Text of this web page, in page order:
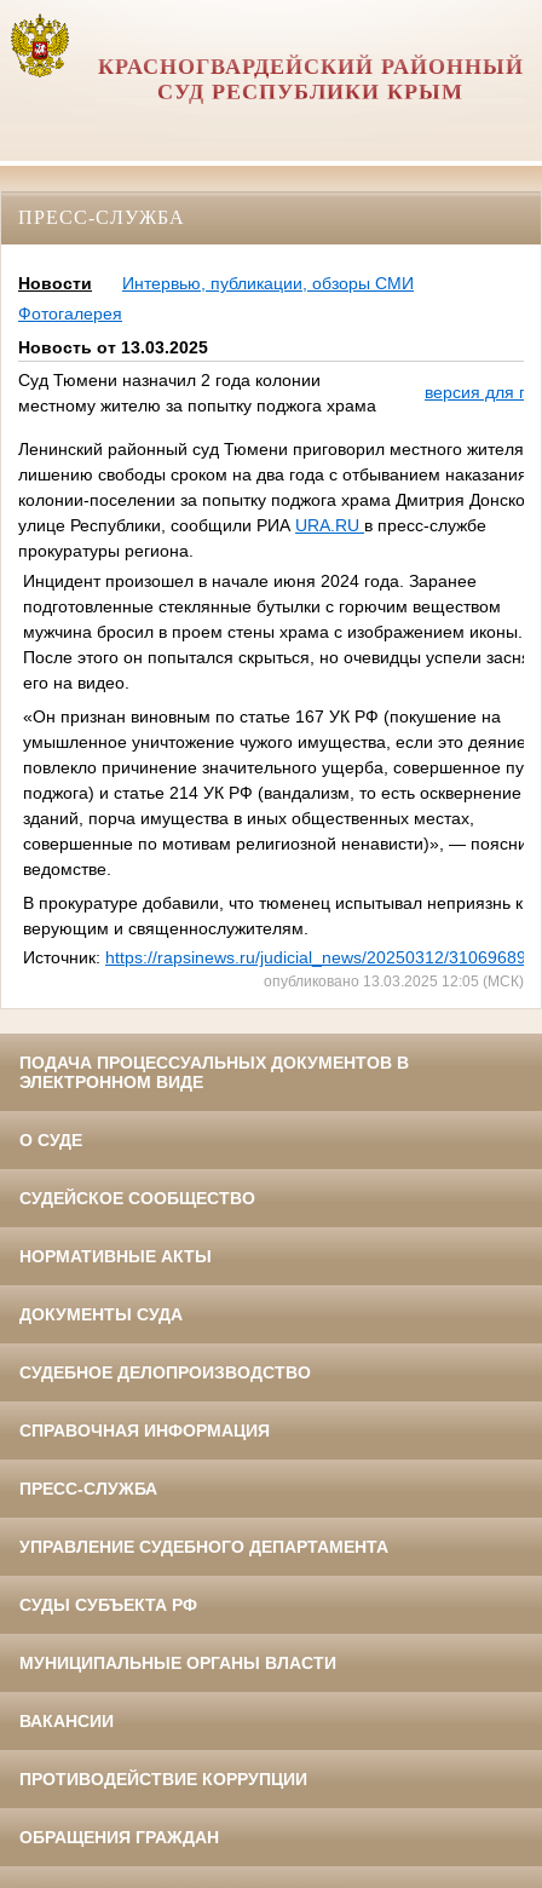
КРАСНОГВАРДЕЙСКИЙ РАЙОННЫЙ
СУД РЕСПУБЛИКИ КРЫМ
ПРЕСС-СЛУЖБА
Новости
Интервью, публикации, обзоры СМИ
Фотогалерея
Новость от 13.03.2025
Суд Тюмени назначил 2 года колонии
местному жителю за попытку поджога храма
версия для
Ленинский районный суд Тюмени приговорил местного жителя к
лишению свободы сроком на два года с отбыванием наказания в
колонии-поселении за попытку поджога храма Дмитрия
улице Республики, сообщили РИА URA.RU в пресс-службе
прокуратуры региона.
Инцидент произошел в начале июня 2024 года. Заранее
подготовленные стеклянные бутылки с горючим веществом
мужчина бросил в проем стены храма с изображением иконы.
После этого он попытался скрыться, но очевидцы успели
его на видео.
«Он признан виновным по статье 167 УК РФ (покушение на
умышленное уничтожение чужого имущества, если это деяние
повлекло причинение значительного ущерба, совершенное
поджога) и статье 214 УК РФ (вандализм, то есть осквернение
зданий, порча имущества в иных общественных местах,
совершенные по мотивам религиозной ненависти)», —
ведомстве.
В прокуратуре добавили, что тюменец испытывал неприязнь к
верующим и священнослужителям.
Источник: https://rapsinews.ru/judicial_news/20250312/
опубликовано 13.03.2025 12:05 (МСК)
ПОДАЧА ПРОЦЕССУАЛЬНЫХ ДОКУМЕНТОВ В
ЭЛЕКТРОННОМ ВИДЕ
О СУДЕ
СУДЕЙСКОЕ СООБЩЕСТВО
НОРМАТИВНЫЕ АКТЫ
ДОКУМЕНТЫ СУДА
СУДЕБНОЕ ДЕЛОПРОИЗВОДСТВО
СПРАВОЧНАЯ ИНФОРМАЦИЯ
ПРЕСС-СЛУЖБА
УПРАВЛЕНИЕ СУДЕБНОГО ДЕПАРТАМЕНТА
СУДЫ СУБЪЕКТА РФ
МУНИЦИПАЛЬНЫЕ ОРГАНЫ ВЛАСТИ
ВАКАНСИИ
ПРОТИВОДЕЙСТВИЕ КОРРУПЦИИ
ОБРАЩЕНИЯ ГРАЖДАН